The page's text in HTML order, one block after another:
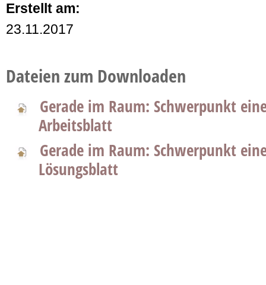
Erstellt am:
23.11.2017
Dateien zum Downloaden
Gerade im Raum: Schwerpunkt
Arbeitsblatt
Gerade im Raum: Schwerpunkt
Lösungsblatt